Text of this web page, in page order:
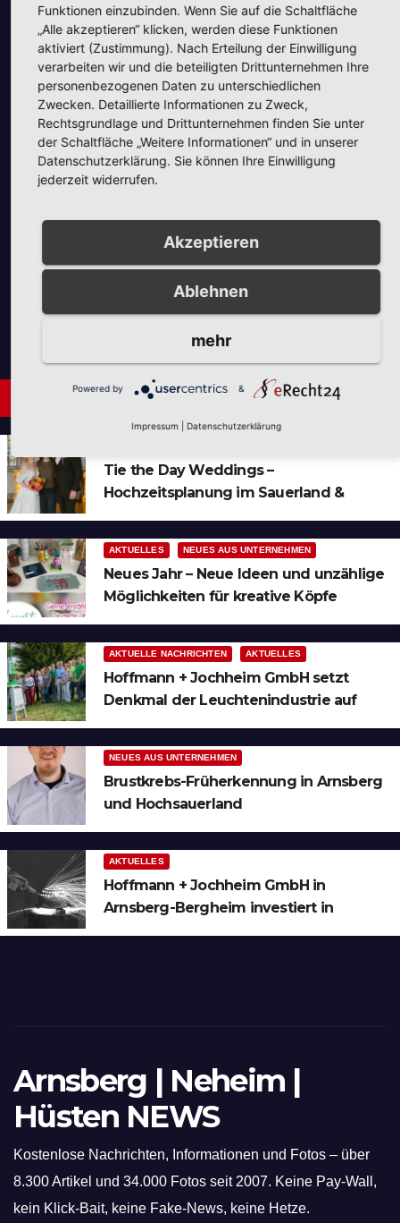
Unsere Partner
Neues aus Unternehmen
Tie the Day Weddings –
Hochzeitsplanung im Sauerland &
AKTUELLES NEUES AUS UNTERNEHMEN
Neues Jahr – Neue Ideen und unzählige
Möglichkeiten für kreative Köpfe
AKTUELLE NACHRICHTEN AKTUELLES
Hoffmann + Jochheim GmbH setzt
Denkmal der Leuchtenindustrie auf
NEUES AUS UNTERNEHMEN
Brustkrebs-Früherkennung in Arnsberg
und Hochsauerland
AKTUELLES
Hoffmann + Jochheim GmbH in
Arnsberg-Bergheim investiert in
Arnsberg | Neheim |
Hüsten NEWS
Kostenlose Nachrichten, Informationen und Fotos – über
8.300 Artikel und 34.000 Fotos seit 2007. Keine Pay-Wall,
kein Klick-Bait, keine Fake-News, keine Hetze.
Funktionen einzubinden. Wenn Sie auf die Schaltfläche
„Alle akzeptieren“ klicken, werden diese Funktionen
aktiviert (Zustimmung). Nach Erteilung der Einwilligung
verarbeiten wir und die beteiligten Drittunternehmen Ihre
personenbezogenen Daten zu unterschiedlichen
Zwecken. Detaillierte Informationen zu Zweck,
Rechtsgrundlage und Drittunternehmen finden Sie unter
der Schaltfläche „Weitere Informationen“ und in unserer
Datenschutzerklärung. Sie können Ihre Einwilligung
jederzeit widerrufen.
Akzeptieren
Ablehnen
mehr
Powered by &
Impressum Datenschutzerklärung